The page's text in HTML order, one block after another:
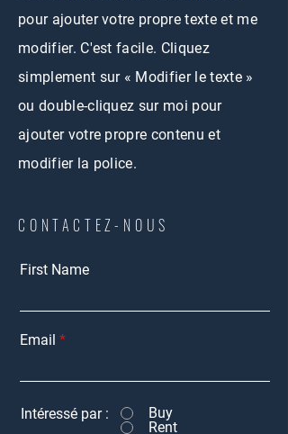
pour ajouter votre propre texte et me
modifier. C'est facile. Cliquez
simplement sur « Modifier le texte »
ou double-cliquez sur moi pour
ajouter votre propre contenu et
modifier la police.
CONTACTEZ-NOUS
First Name
Email
Intéressé par :
Buy
Rent